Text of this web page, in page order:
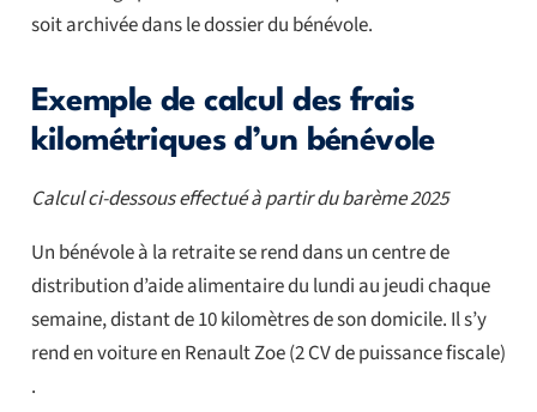
soit archivée dans le dossier du bénévole.
Exemple de calcul des frais
kilométriques d’un bénévole
Calcul ci-dessous effectué à partir du barème 2025
Un bénévole à la retraite se rend dans un centre de
distribution d’aide alimentaire du lundi au jeudi chaque
semaine, distant de 10 kilomètres de son domicile. Il s’y
rend en voiture en Renault Zoe (2 CV de puissance fiscale)
.